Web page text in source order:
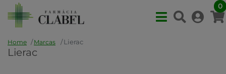
0
Home Marcas Lierac
Lierac